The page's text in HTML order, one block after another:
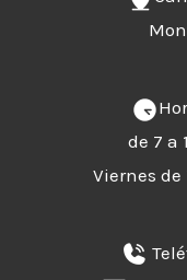
de 7 a
Viernes de